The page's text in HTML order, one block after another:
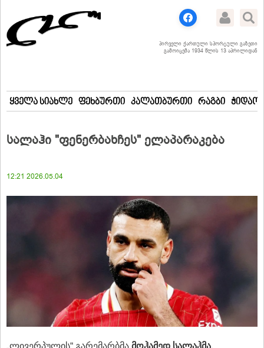
პირველი ქართული სპორტული გაზეთი
გამოიცემა 1934 წლის 13 აპრილიდან
ყველა სიახლე ფეხბურთი კალათბურთი რაგბი
სალაჰი "ფენერბახჩეს" ელაპარაკება
12:21 2026.05.04